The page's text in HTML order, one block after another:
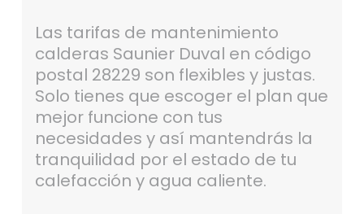
Las tarifas de mantenimiento
calderas Saunier Duval en código
postal 28229 son flexibles y justas.
Solo tienes que escoger el plan que
mejor funcione con tus
necesidades y así mantendrás la
tranquilidad por el estado de tu
calefacción y agua caliente.